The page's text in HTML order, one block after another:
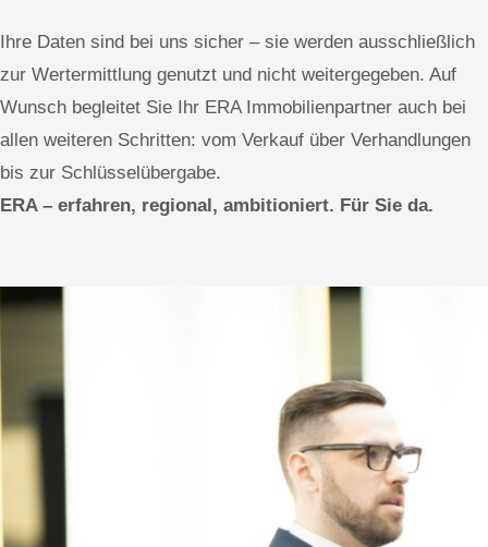
Ihre Daten sind bei uns sicher – sie werden ausschließlich
zur Wertermittlung genutzt und nicht weitergegeben. Auf
Wunsch begleitet Sie Ihr ERA Immobilienpartner auch bei
allen weiteren Schritten: vom Verkauf über Verhandlungen
bis zur Schlüsselübergabe.
ERA – erfahren, regional, ambitioniert. Für Sie da.